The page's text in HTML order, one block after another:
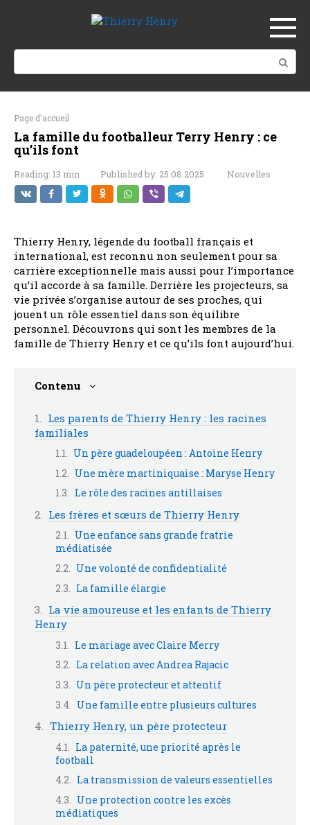
Search:
Page d'accueil
La famille du footballeur Terry Henry : ce
qu’ils font
Reading: 13 min Published by: 25.08.2025 Nouvelles
Thierry Henry, légende du football français et
international, est reconnu non seulement pour sa
carrière exceptionnelle mais aussi pour l’importance
qu’il accorde à sa famille. Derrière les projecteurs, sa
vie privée s’organise autour de ses proches, qui
jouent un rôle essentiel dans son équilibre
personnel. Découvrons qui sont les membres de la
famille de Thierry Henry et ce qu’ils font aujourd’hui.
Contenu
Les parents de Thierry Henry : les racines
familiales
Un père guadeloupéen : Antoine Henry
Une mère martiniquaise : Maryse Henry
Le rôle des racines antillaises
Les frères et sœurs de Thierry Henry
Une enfance sans grande fratrie
médiatisée
Une volonté de confidentialité
La famille élargie
La vie amoureuse et les enfants de Thierry
Henry
Le mariage avec Claire Merry
La relation avec Andrea Rajacic
Un père protecteur et attentif
Une famille entre plusieurs cultures
Thierry Henry, un père protecteur
La paternité, une priorité après le
football
La transmission de valeurs essentielles
Une protection contre les excès
médiatiques